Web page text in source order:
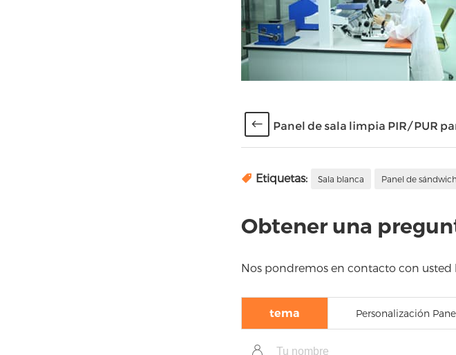
Panel de sala limpia PIR/PUR
Etiquetas: Sala blanca Panel de
Obtener una
Nos pondremos en contacto con usted
tema Personalización